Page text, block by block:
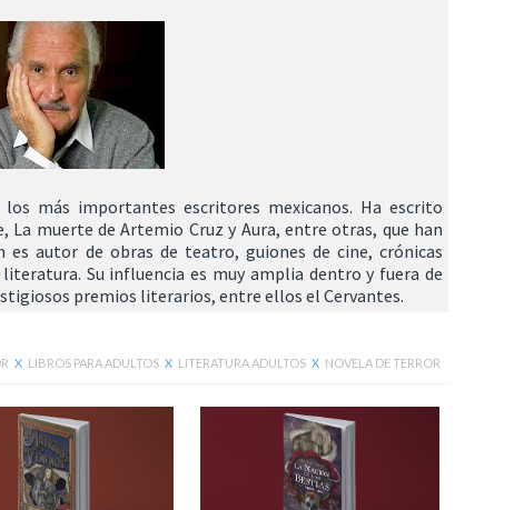
más importantes escritores mexicanos. Ha escrito
muerte de Artemio Cruz y Aura, entre otras, que han
es autor de obras de teatro, guiones de cine, crónicas
Su influencia es muy amplia dentro y fuera de
premios literarios, entre ellos el Cervantes.
X LIBROS PARA ADULTOS X LITERATURA ADULTOS X NOVELA DE TERROR